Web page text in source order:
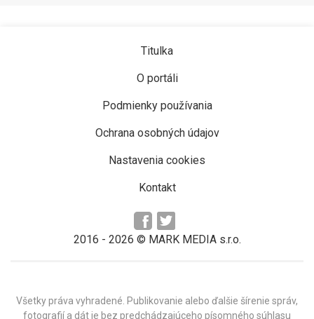
Titulka
O portáli
Podmienky používania
Ochrana osobných údajov
Nastavenia cookies
Kontakt
2016 - 2026 © MARK MEDIA s.r.o.
Všetky práva vyhradené. Publikovanie alebo ďalšie šírenie správ,
fotografií a dát je bez predchádzajúceho písomného súhlasu